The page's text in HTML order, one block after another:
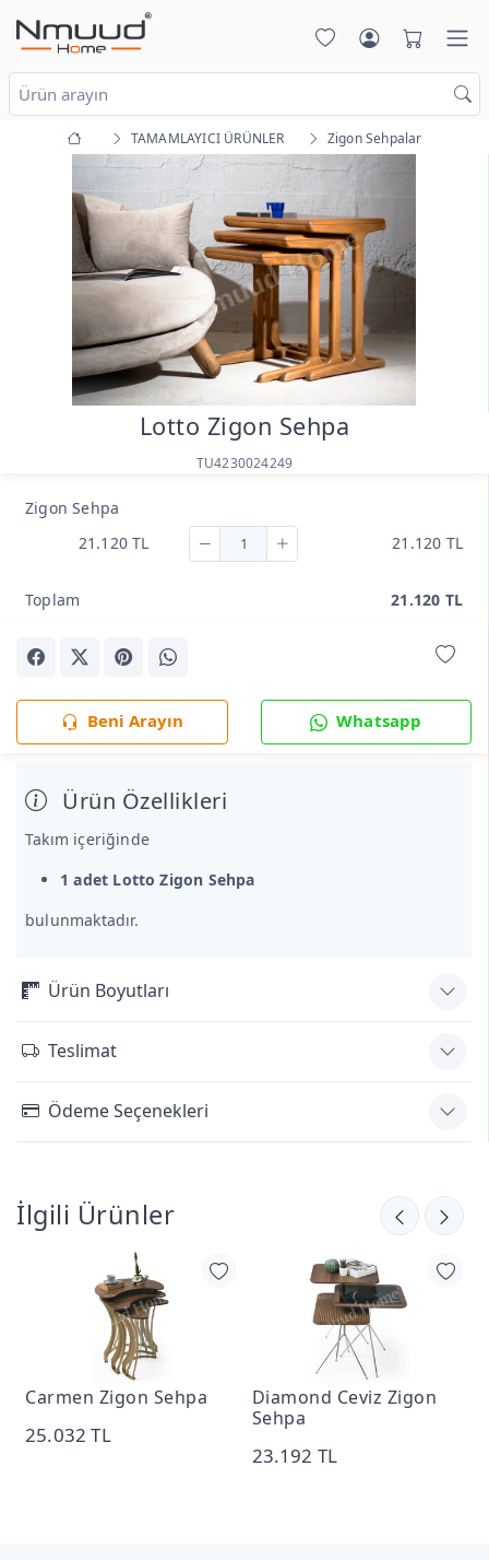
TAMAMLAYICI ÜRÜNLER Zigon Sehpalar
Lotto Zigon Sehpa
TU4230024249
Zigon Sehpa
21.120 TL
21.120 TL
Toplam 21.120 TL
Beni Arayın Whatsapp
Ürün Özellikleri
Takım içeriğinde
1 adet Lotto Zigon Sehpa
bulunmaktadır.
Ürün Boyutları
Teslimat
Ödeme Seçenekleri
İlgili Ürünler
Carmen Zigon Sehpa
25.032 TL
Diamond Ceviz Zigon
Sehpa
23.192 TL